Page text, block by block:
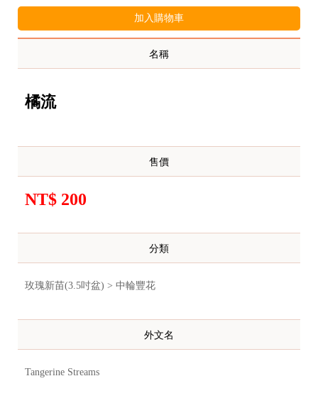
加入購物車
名稱
橘流
售價
NT$ 200
分類
玫瑰新苗(3.5吋盆) > 中輪豐花
外文名
Tangerine Streams